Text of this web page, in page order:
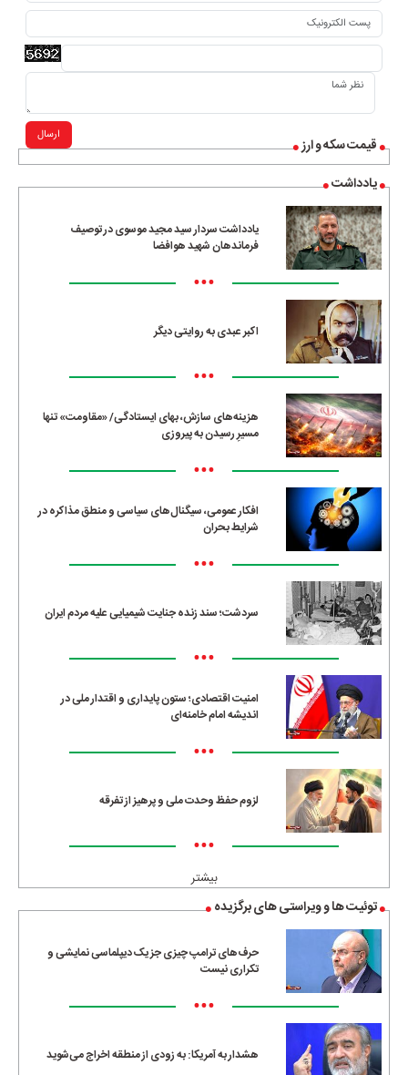
قیمت سکه و ارز
یادداشت
یادداشت سردار سید مجید موسوی در توصیف
فرماندهان شهید هوافضا
•••
اکبر عبدی به روایتی دیگر
•••
هزینه‌های سازش، بهای ایستادگی/ «مقاومت» تنها
مسیرِ رسیدن به پیروزی
•••
افکار عمومی، سیگنال‌های سیاسی و منطق مذاکره در
شرایط بحران
•••
سردشت؛ سند زنده جنایت شیمیایی علیه مردم ایران
•••
امنیت اقتصادی؛ ستون پایداری و اقتدار ملی در
اندیشه امام خامنه‌ای
•••
لزوم حفظ وحدت ملی و پرهیز از تفرقه
•••
بیشتر
توئیت ها و ویراستی های برگزیده
حرف‌های ترامپ چیزی جز یک دیپلماسی نمایشی و
تکراری نیست
•••
هشدار به آمریکا: به زودی از منطقه اخراج می‌شوید
ارسال